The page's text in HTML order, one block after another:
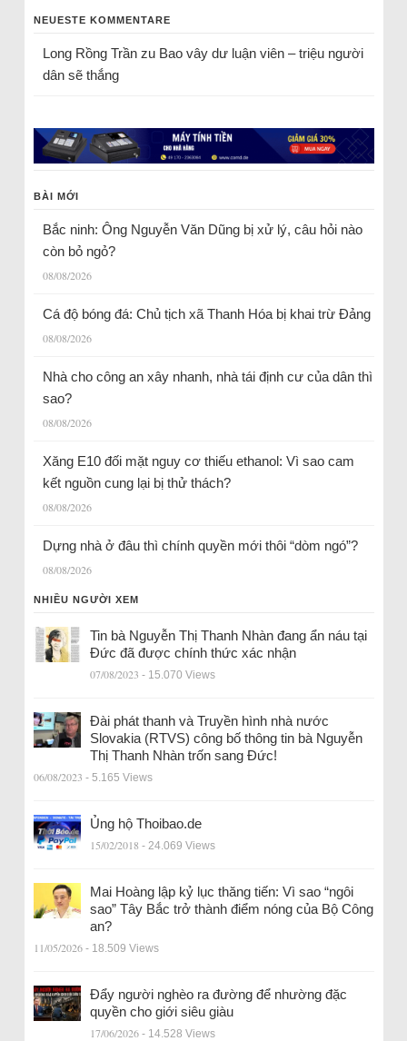
NEUESTE KOMMENTARE
Long Rồng Trầnzu Bao vây dư luận viên – triệu người
dân sẽ thắng
BÀI MỚI
Bắc ninh: Ông Nguyễn Văn Dũng bị xử lý, câu hỏi nào
còn bỏ ngỏ?
08/08/2026
Cá độ bóng đá: Chủ tịch xã Thanh Hóa bị khai trừ Đảng
08/08/2026
Nhà cho công an xây nhanh, nhà tái định cư của dân thì
sao?
08/08/2026
Xăng E10 đối mặt nguy cơ thiếu ethanol: Vì sao cam
kết nguồn cung lại bị thử thách?
08/08/2026
Dựng nhà ở đâu thì chính quyền mới thôi “dòm ngó”?
08/08/2026
NHIỀU NGƯỜI XEM
Tin bà Nguyễn Thị Thanh Nhàn đang ẩn náu tại
Đức đã được chính thức xác nhận
07/08/2023 - 15.070 Views
Đài phát thanh và Truyền hình nhà nước
Slovakia (RTVS) công bố thông tin bà Nguyễn
Thị Thanh Nhàn trốn sang Đức!
06/08/2023 - 5.165 Views
Ủng hộ Thoibao.de
15/02/2018 - 24.069 Views
Mai Hoàng lập kỷ lục thăng tiến: Vì sao “ngôi
sao” Tây Bắc trở thành điểm nóng của Bộ Công
an?
11/05/2026 - 18.509 Views
Đẩy người nghèo ra đường để nhường đặc
quyền cho giới siêu giàu
17/06/2026 - 14.528 Views